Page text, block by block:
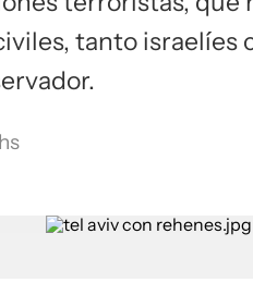
tanto israelíes